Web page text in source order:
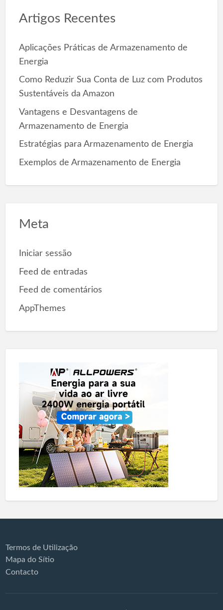
h
o
r
Artigos Recentes
Aplicações Práticas de Armazenamento de
Energia
Como Reduzir Sua Conta de Luz com Produtos
Sustentáveis da Amazon
Vantagens e Desvantagens de
Armazenamento de Energia
Estratégias para Armazenamento de Energia
Exemplos de Armazenamento de Energia
Meta
Iniciar sessão
Feed de entradas
Feed de comentários
AppThemes
Termos de Utilização
Mapa do Sítio
Contacto